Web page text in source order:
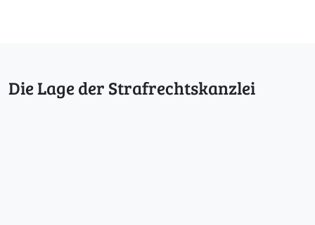
Die Lage der Strafrechtskanzlei